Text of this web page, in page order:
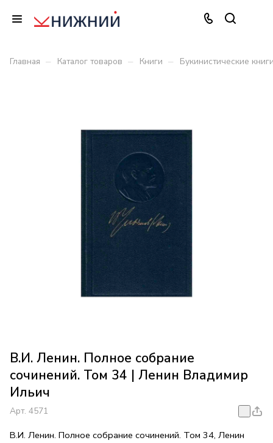
Главная – Каталог товаров – Книги – Букинистические
В.И. Ленин. Полное собрание
сочинений. Том 34 | Ленин Владимир
Ильич
Арт. 4571
В.И. Ленин. Полное собрание сочинений. Том 34, Ленин